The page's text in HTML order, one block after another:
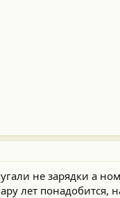
не зарядки а
лет понадобится,